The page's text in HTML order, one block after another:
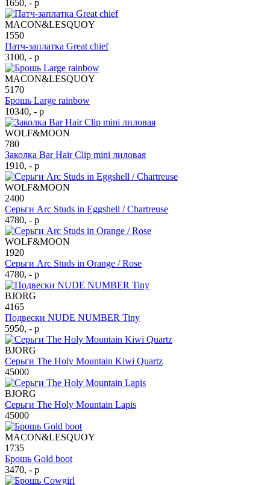
1650, - р
MACON&LESQUOY
1550
Патч-заплатка Great chief
3100, - р
MACON&LESQUOY
5170
Брошь Large rainbow
10340, - р
WOLF&MOON
780
Заколка Bar Hair Clip mini лиловая
1910, - р
WOLF&MOON
2400
Серьги Arc Studs in Eggshell / Chartreuse
4780, - р
WOLF&MOON
1920
Серьги Arc Studs in Orange / Rose
4780, - р
BJORG
4165
Подвески NUDE NUMBER Tiny
5950, - р
BJORG
Серьги The Holy Mountain Kiwi Quartz
45000
BJORG
Серьги The Holy Mountain Lapis
45000
MACON&LESQUOY
1735
Брошь Gold boot
3470, - р